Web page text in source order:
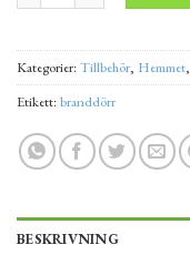
Kategorier:Tillbehör, Hemmet,
Etikett:branddörr
BESKRIVNING